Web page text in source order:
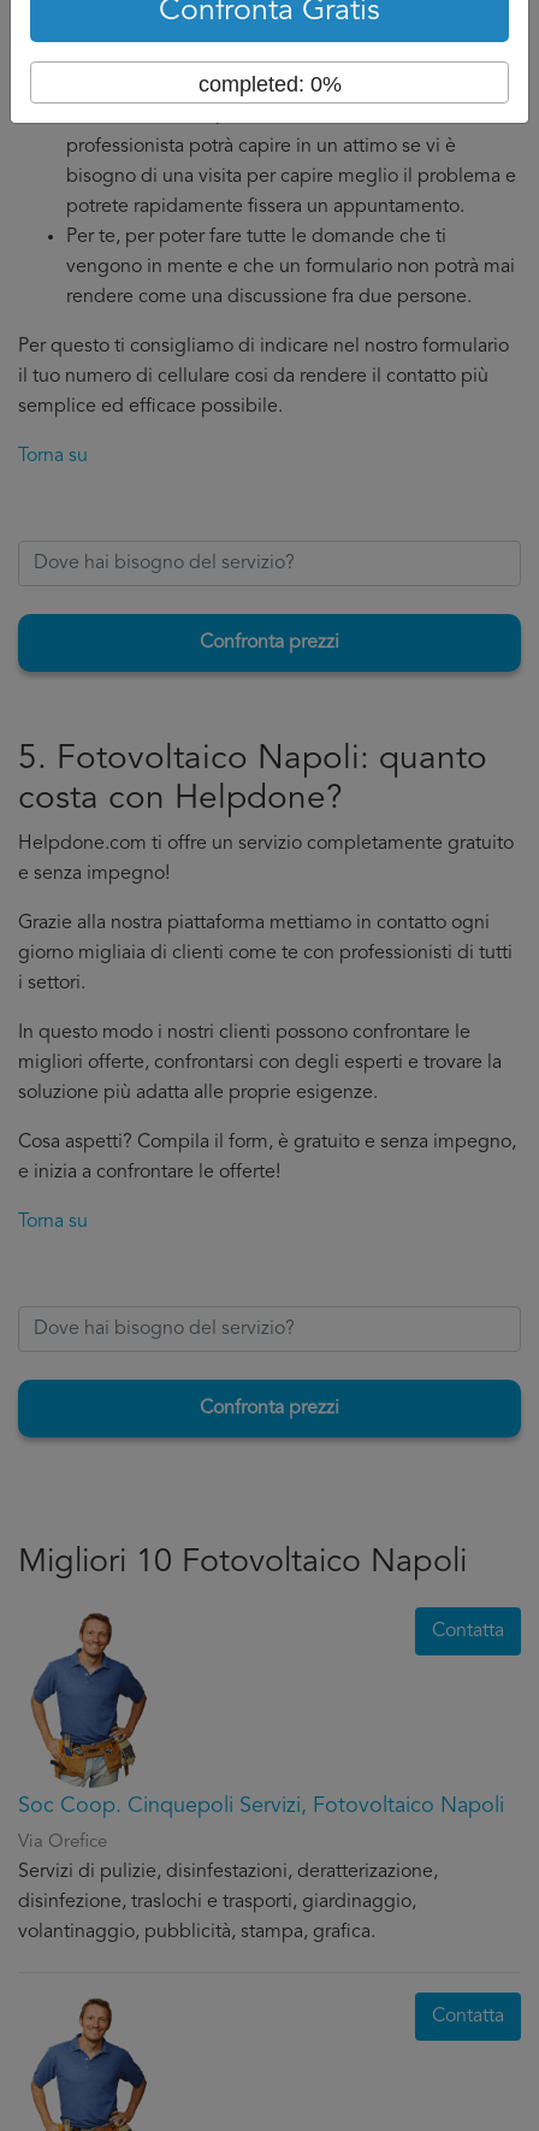
fattori più importante:
esigenze e poter formulare l’offerta più adatta alla
professionista potrà capire in un attimo se vi è
bisogno di una visita per capire meglio il problema e
potrete rapidamente fissera un appuntamento.
Per te, per poter fare tutte le domande che ti
vengono in mente e che un formulario non potrà mai
rendere come una discussione fra due persone.
Per questo ti consigliamo di indicare nel nostro formulario
il tuo numero di cellulare cosi da rendere il contatto più
semplice ed efficace possibile.
Torna su
Confronta prezzi
5. Fotovoltaico Napoli: quanto
costa con Helpdone?
Helpdone.com ti offre un servizio completamente gratuito
e senza impegno!
Grazie alla nostra piattaforma mettiamo in contatto ogni
giorno migliaia di clienti come te con professionisti di tutti
i settori.
In questo modo i nostri clienti possono confrontare le
migliori offerte, confrontarsi con degli esperti e trovare la
soluzione più adatta alle proprie esigenze.
Cosa aspetti? Compila il form, è gratuito e senza impegno,
e inizia a confrontare le offerte!
Torna su
Confronta prezzi
Migliori 10 Fotovoltaico Napoli
Soc Coop. Cinquepoli Servizi, Fotovoltaico Napoli
Via Orefice
Servizi di pulizie, disinfestazioni, deratterizazione,
disinfezione, traslochi e trasporti, giardinaggio,
volantinaggio, pubblicità, stampa, grafica.
Contatta
Contatta
Confronta Gratis
completed: 0%